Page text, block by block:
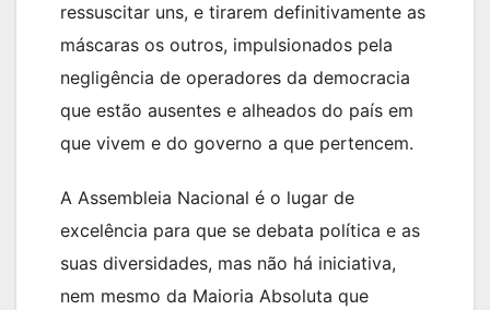
ressuscitar uns, e tirarem definitivamente as
máscaras os outros, impulsionados pela
negligência de operadores da democracia
que estão ausentes e alheados do país em
que vivem e do governo a que pertencem.
A Assembleia Nacional é o lugar de
excelência para que se debata política e as
suas diversidades, mas não há iniciativa,
nem mesmo da Maioria Absoluta que